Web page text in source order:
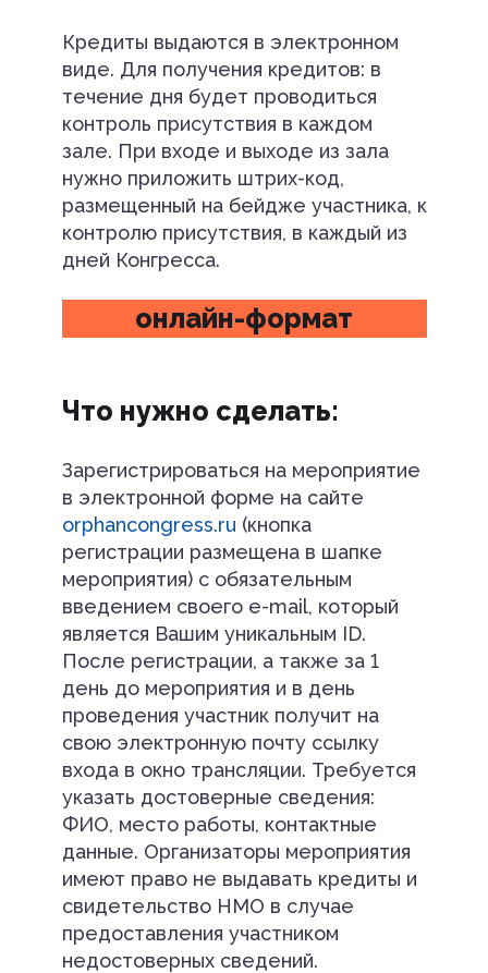
Кредиты выдаются в электронном
виде. Для получения кредитов: в
течение дня будет проводиться
контроль присутствия в каждом
зале. При входе и выходе из зала
нужно приложить штрих-код,
размещенный на бейдже участника, к
контролю присутствия, в каждый из
дней Конгресса.
онлайн-формат
Что нужно сделать:
Зарегистрироваться на мероприятие
в электронной форме на сайте
orphancongress.ru (кнопка
регистрации размещена в шапке
мероприятия) с обязательным
введением своего e-mail, который
является Вашим уникальным ID.
После регистрации, а также за 1
день до мероприятия и в день
проведения участник получит на
свою электронную почту ссылку
входа в окно трансляции. Требуется
указать достоверные сведения:
ФИО, место работы, контактные
данные. Организаторы мероприятия
имеют право не выдавать кредиты и
свидетельство НМО в случае
предоставления участником
недостоверных сведений.